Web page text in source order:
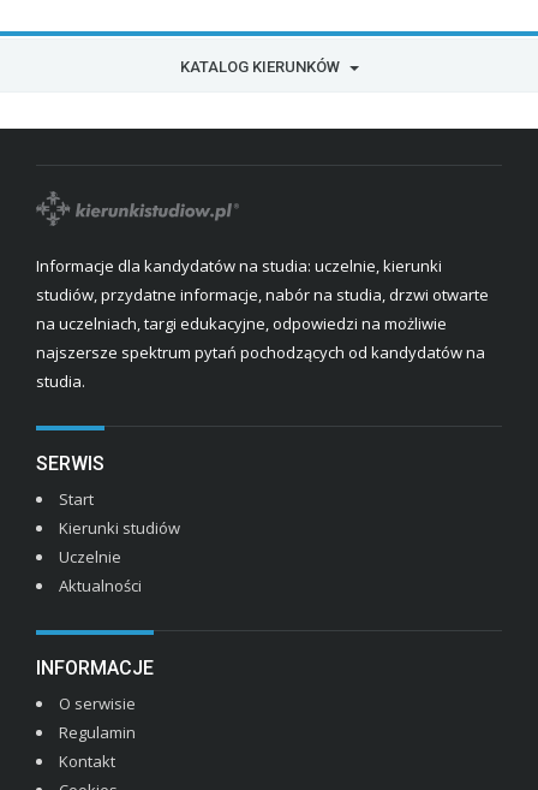
KATALOG KIERUNKÓW
Informacje dla kandydatów na studia: uczelnie, kierunki
studiów, przydatne informacje, nabór na studia, drzwi otwarte
na uczelniach, targi edukacyjne, odpowiedzi na możliwie
najszersze spektrum pytań pochodzących od kandydatów na
studia.
SERWIS
Start
Kierunki studiów
Uczelnie
Aktualności
INFORMACJE
O serwisie
Regulamin
Kontakt